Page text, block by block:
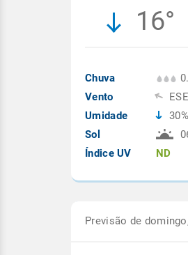
16°
Chuva
Vento
Umidade
Sol
Índice UV
ESE
30%
ND
Previsão de